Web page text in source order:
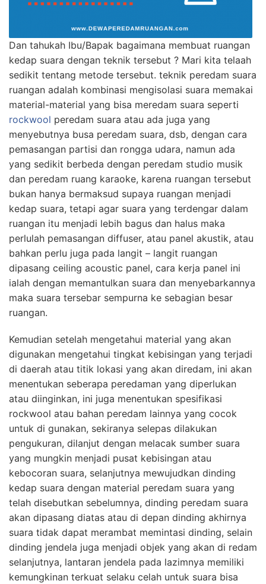
Dan tahukah Ibu/Bapak bagaimana membuat ruangan
kedap suara dengan teknik tersebut ? Mari kita telaah
sedikit tentang metode tersebut. teknik peredam suara
ruangan adalah kombinasi mengisolasi suara memakai
material-material yang bisa meredam suara seperti
rockwool peredam suara atau ada juga yang
menyebutnya busa peredam suara, dsb, dengan cara
pemasangan partisi dan rongga udara, namun ada
yang sedikit berbeda dengan peredam studio musik
dan peredam ruang karaoke, karena ruangan tersebut
bukan hanya bermaksud supaya ruangan menjadi
kedap suara, tetapi agar suara yang terdengar dalam
ruangan itu menjadi lebih bagus dan halus maka
perlulah pemasangan diffuser, atau panel akustik, atau
bahkan perlu juga pada langit – langit ruangan
dipasang ceiling acoustic panel, cara kerja panel ini
ialah dengan memantulkan suara dan menyebarkannya
maka suara tersebar sempurna ke sebagian besar
ruangan.
Kemudian setelah mengetahui material yang akan
digunakan mengetahui tingkat kebisingan yang terjadi
di daerah atau titik lokasi yang akan diredam, ini akan
menentukan seberapa peredaman yang diperlukan
atau diinginkan, ini juga menentukan spesifikasi
rockwool atau bahan peredam lainnya yang cocok
untuk di gunakan, sekiranya selepas dilakukan
pengukuran, dilanjut dengan melacak sumber suara
yang mungkin menjadi pusat kebisingan atau
kebocoran suara, selanjutnya mewujudkan dinding
kedap suara dengan material peredam suara yang
telah disebutkan sebelumnya, dinding peredam suara
akan dipasang diatas atau di depan dinding akhirnya
suara tidak dapat merambat memintasi dinding, selain
dinding jendela juga menjadi objek yang akan di redam
selanjutnya, lantaran jendela pada lazimnya memiliki
kemungkinan terkuat selaku celah untuk suara bisa